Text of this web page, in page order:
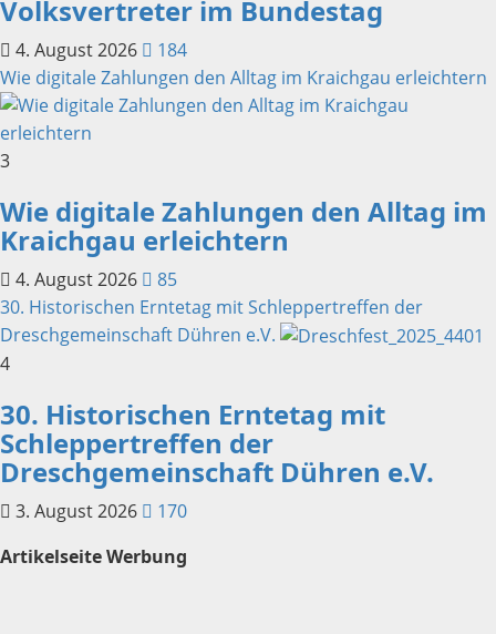
Volksvertreter im Bundestag
4. August 2026
184
Wie digitale Zahlungen den Alltag im Kraichgau erleichtern
3
Wie digitale Zahlungen den Alltag im
Kraichgau erleichtern
4. August 2026
85
30. Historischen Erntetag mit Schleppertreffen der
Dreschgemeinschaft Dühren e.V.
4
30. Historischen Erntetag mit
Schleppertreffen der
Dreschgemeinschaft Dühren e.V.
3. August 2026
170
Artikelseite Werbung